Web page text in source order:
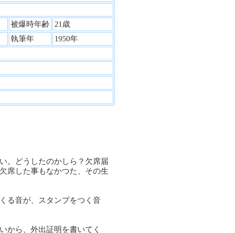
被爆時年齢
21歳
執筆年
1950年
。どうしたのかしら？欠席届
席した事もなかつた、その生
る音が、スタンプをつく音
から、外出証明を書いてく